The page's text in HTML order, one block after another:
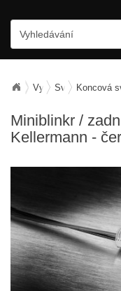
Vybavení motocyklu
SvětlaKoncová
Miniblinkr /
Kellermann -